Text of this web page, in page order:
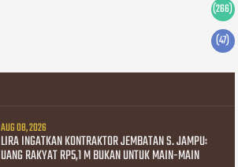
(266)
(47)
AUG 08, 2026
LIRA INGATKAN KONTRAKTOR JEMBATAN S. JAMPU:
UANG RAKYAT RP5,1 M BUKAN UNTUK MAIN-MAIN